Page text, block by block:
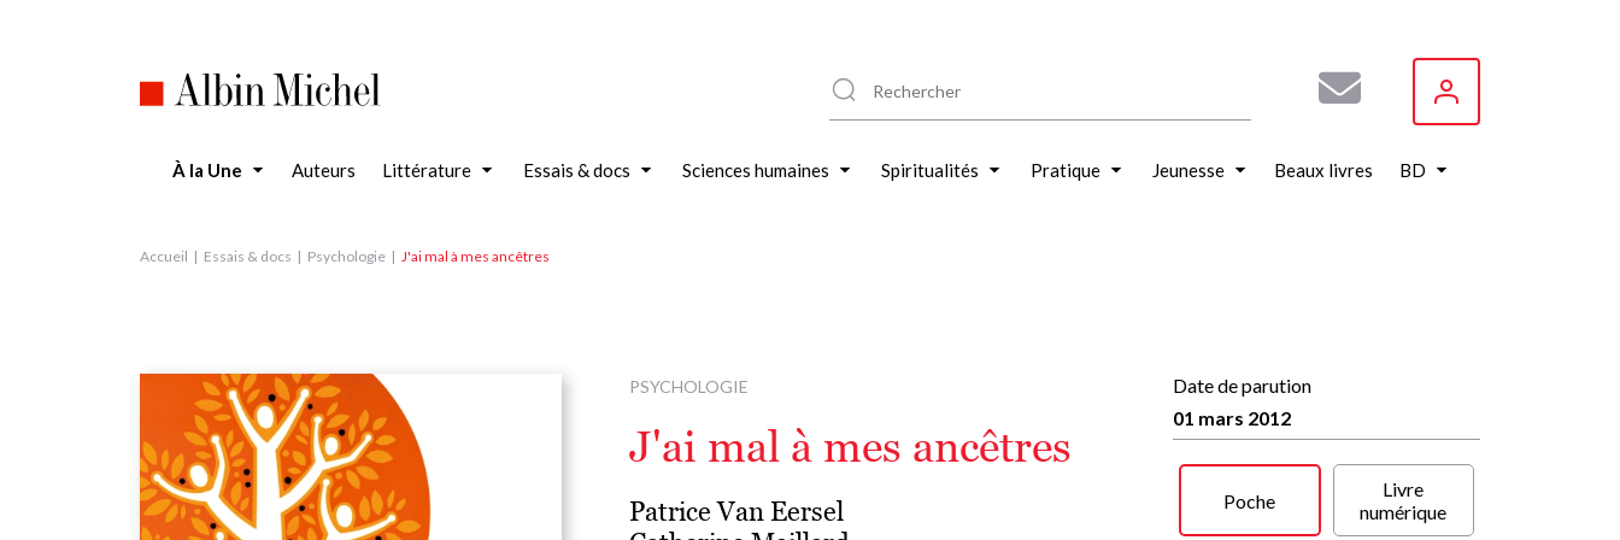
À la Une Auteurs Littérature Essais & docs Sciences humaines Spiritualités Pratique Jeunesse Beaux livres BD
Accueil Essais & docs Psychologie J'ai mal à mes ancêtres
PSYCHOLOGIE
J'ai mal à mes ancêtres
Patrice Van Eersel
Date de parution
01 mars 2012
Poche
Livre
numérique